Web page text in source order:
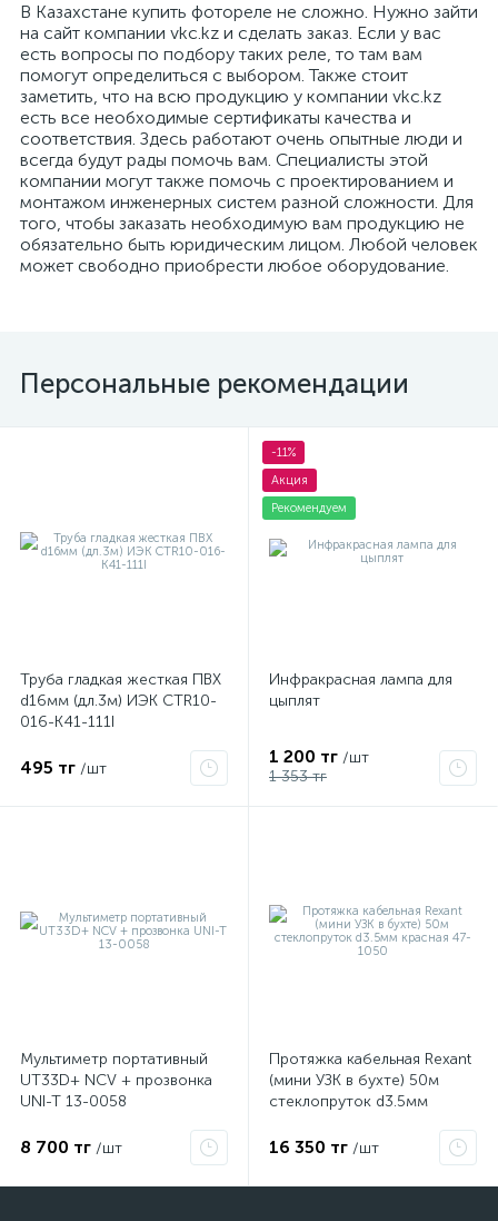
В Казахстане купить фотореле не сложно. Нужно зайти
на сайт компании vkc.kz и сделать заказ. Если у вас
есть вопросы по подбору таких реле, то там вам
помогут определиться с выбором. Также стоит
заметить, что на всю продукцию у компании vkc.kz
есть все необходимые сертификаты качества и
соответствия. Здесь работают очень опытные люди и
всегда будут рады помочь вам. Специалисты этой
компании могут также помочь с проектированием и
монтажом инженерных систем разной сложности. Для
того, чтобы заказать необходимую вам продукцию не
обязательно быть юридическим лицом. Любой человек
может свободно приобрести любое оборудование.
Персональные рекомендации
Труба гладкая жесткая ПВХ
d16мм (дл.3м) ИЭК CTR10-
016-K41-111I
495 тг /шт
-11%
Акция
Рекомендуем
Инфракрасная лампа для
цыплят
1 200 тг /шт
1 353 тг
Мультиметр портативный
UT33D+ NCV + прозвонка
UNI-T 13-0058
8 700 тг /шт
Протяжка кабельная Rexant
(мини УЗК в бухте) 50м
стеклопруток d3.5мм
16 350 тг /шт